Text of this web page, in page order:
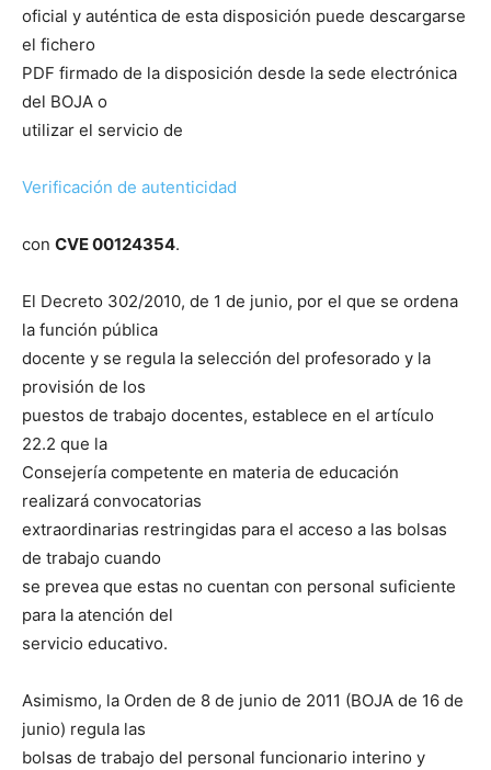
oficial y auténtica de esta disposición puede descargarse
el fichero
PDF firmado de la disposición desde la sede electrónica
del BOJA o
utilizar el servicio de
Verificación de autenticidad
con CVE 00124354.
El Decreto 302/2010, de 1 de junio, por el que se ordena
la función pública
docente y se regula la selección del profesorado y la
provisión de los
puestos de trabajo docentes, establece en el artículo
22.2 que la
Consejería competente en materia de educación
realizará convocatorias
extraordinarias restringidas para el acceso a las bolsas
de trabajo cuando
se prevea que estas no cuentan con personal suficiente
para la atención del
servicio educativo.
Asimismo, la Orden de 8 de junio de 2011 (BOJA de 16 de
junio) regula las
bolsas de trabajo del personal funcionario interino y